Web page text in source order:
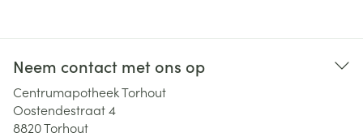
Neem contact met ons op
Centrumapotheek Torhout
Oostendestraat 4
8820Torhout